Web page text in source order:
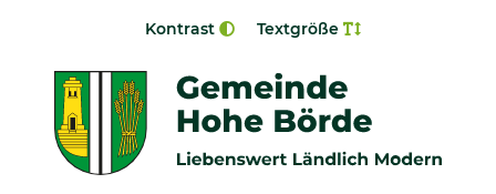
Kontrast Textgröße